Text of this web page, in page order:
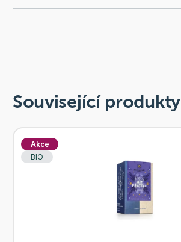
Související produkty
Akce
BIO